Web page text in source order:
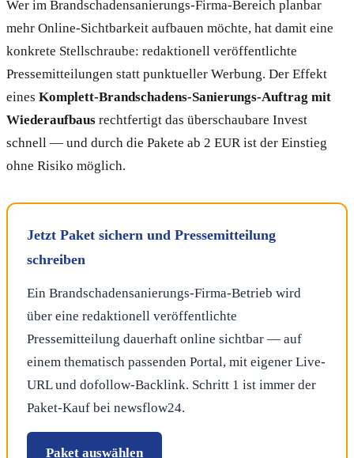
Wer im Brandschadensanierungs-Firma-Bereich planbar
mehr Online-Sichtbarkeit aufbauen möchte, hat damit eine
konkrete Stellschraube: redaktionell veröffentlichte
Pressemitteilungen statt punktueller Werbung. Der Effekt
eines Komplett-Brandschadens-Sanierungs-Auftrag mit
Wiederaufbaus rechtfertigt das überschaubare Invest
schnell — und durch die Pakete ab 2 EUR ist der Einstieg
ohne Risiko möglich.
Jetzt Paket sichern und Pressemitteilung
schreiben
Ein Brandschadensanierungs-Firma-Betrieb wird
über eine redaktionell veröffentlichte
Pressemitteilung dauerhaft online sichtbar — auf
einem thematisch passenden Portal, mit eigener Live-
URL und dofollow-Backlink. Schritt 1 ist immer der
Paket-Kauf bei newsflow24.
Paket auswählen